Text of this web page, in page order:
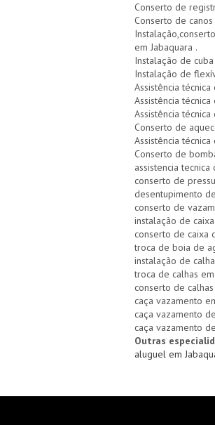
Conserto de
Conserto de
em Jabaquara .
Instalação de
Instalação de
Assistência
Assistência
Assistência
Conserto de
Assistência
Conserto de
assistencia
conserto de
desentupimento
conserto de
instalação de
conserto de caixa
troca de boia de
instalação de
troca de calhas
conserto de
caça vazamento
caça vazamento
caça vazamento
Outras
aluguel em